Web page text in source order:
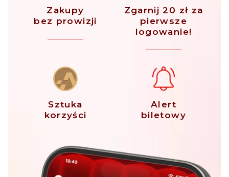
Zakupy
bez prowizji
Zgarnij 20 zł za
pierwsze
logowanie!
Sztuka
korzyści
Alert
biletowy